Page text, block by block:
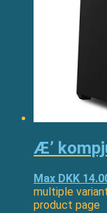
Æ’
Max DKK
multiple
product page